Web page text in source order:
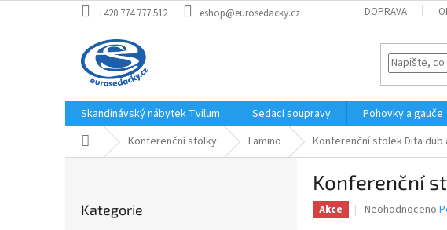
na
+420 774 777 512 eshop@eurosedacky.cz DOPRAVA
Skandinávský nábytek Tvilum Sedací soupravy Pohovky a gauče
Domů Konferenční stolky Lamino Konferenční stolek Dita dub
kategorie
Kategorie
Konferenční
Akce
Průměrné
Neohodnoceno